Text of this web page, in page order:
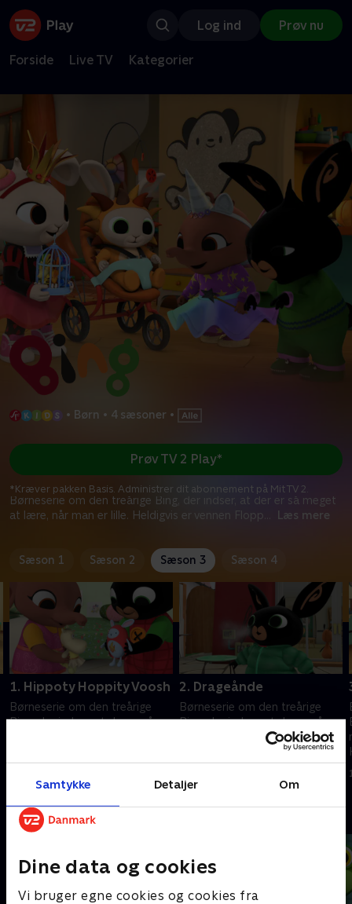
Samtykke Detaljer Om
Dine data og cookies
Vi bruger egne cookies og cookies fra
Log ind Prøv nu
Forside Live TV Kategorier
• Børn • 4 sæsoner •
Børneserie om den treårige Bing, der indser, at der er så meget
at lære, når man er lille. Heldigvis er vennen Flopp
Læs mere
Prøv TV 2 Play*
*Kræver pakken Basis. Administrer dit abonnement på Mit TV 2.
Sæson 1 Sæson 2 Sæson 3 Sæson 4
1. Hippoty Hoppity Voosh
Børneserie om den treårige
Bing, der indser, at der er så
parat til at svare på spørgsmål.
2. Drageånde
Børneserie om den treårige
Bing, der indser, at der er så
meget at lære, når man er lille.
Heldigvis er vennen Flopp
parat til at svare på spørgsmål.
Andre så også